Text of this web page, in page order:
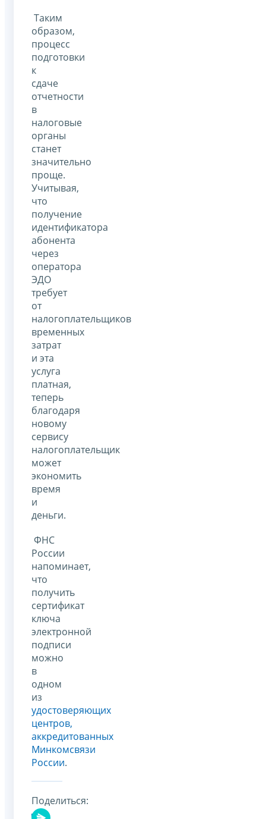
Таким
образом,
процесс
подготовки
к
сдаче
отчетности
в
налоговые
органы
станет
значительно
проще.
Учитывая,
что
получение
идентификатора
абонента
через
оператора
ЭДО
требует
от
налогоплательщиков
временных
затрат
и эта
услуга
платная,
теперь
благодаря
новому
сервису
налогоплательщик
может
экономить
время
и
деньги.
ФНС
России
напоминает,
что
получить
сертификат
ключа
электронной
подписи
можно
в
одном
из
удостоверяющих
центров,
аккредитованных
Минкомсвязи
России.
Поделиться: